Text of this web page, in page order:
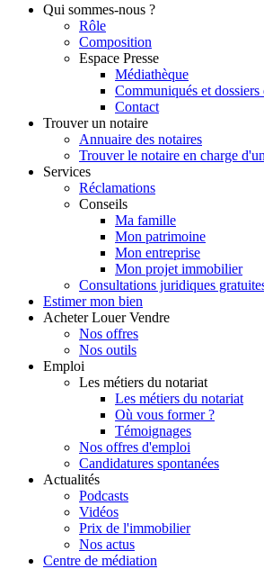
Qui sommes-nous ?
Rôle
Composition
Espace Presse
Médiathèque
Communiqués et dossiers
Contact
Trouver un notaire
Annuaire des notaires
Trouver le notaire en charge
Services
Réclamations
Conseils
Ma famille
Mon patrimoine
Mon entreprise
Mon projet immobilier
Consultations juridiques
Estimer mon bien
Acheter Louer Vendre
Nos offres
Nos outils
Emploi
Les métiers du notariat
Les métiers du notariat
Où vous former ?
Témoignages
Nos offres d'emploi
Candidatures spontanées
Actualités
Podcasts
Vidéos
Prix de l'immobilier
Nos actus
Centre de médiation